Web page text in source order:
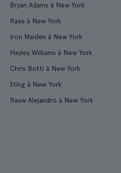
Bryan Adams à New York
Raye à New York
Iron Maiden à New York
Hayley Williams à New York
Chris Botti à New York
Sting à New York
Rauw Alejandro à New York